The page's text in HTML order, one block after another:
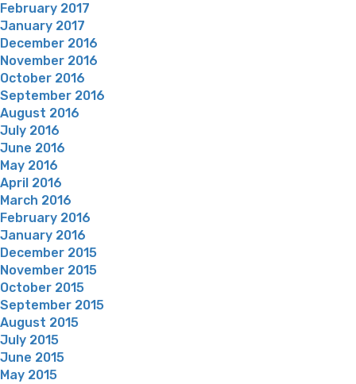
February 2017
January 2017
December 2016
November 2016
October 2016
September 2016
August 2016
July 2016
June 2016
May 2016
April 2016
March 2016
February 2016
January 2016
December 2015
November 2015
October 2015
September 2015
August 2015
July 2015
June 2015
May 2015